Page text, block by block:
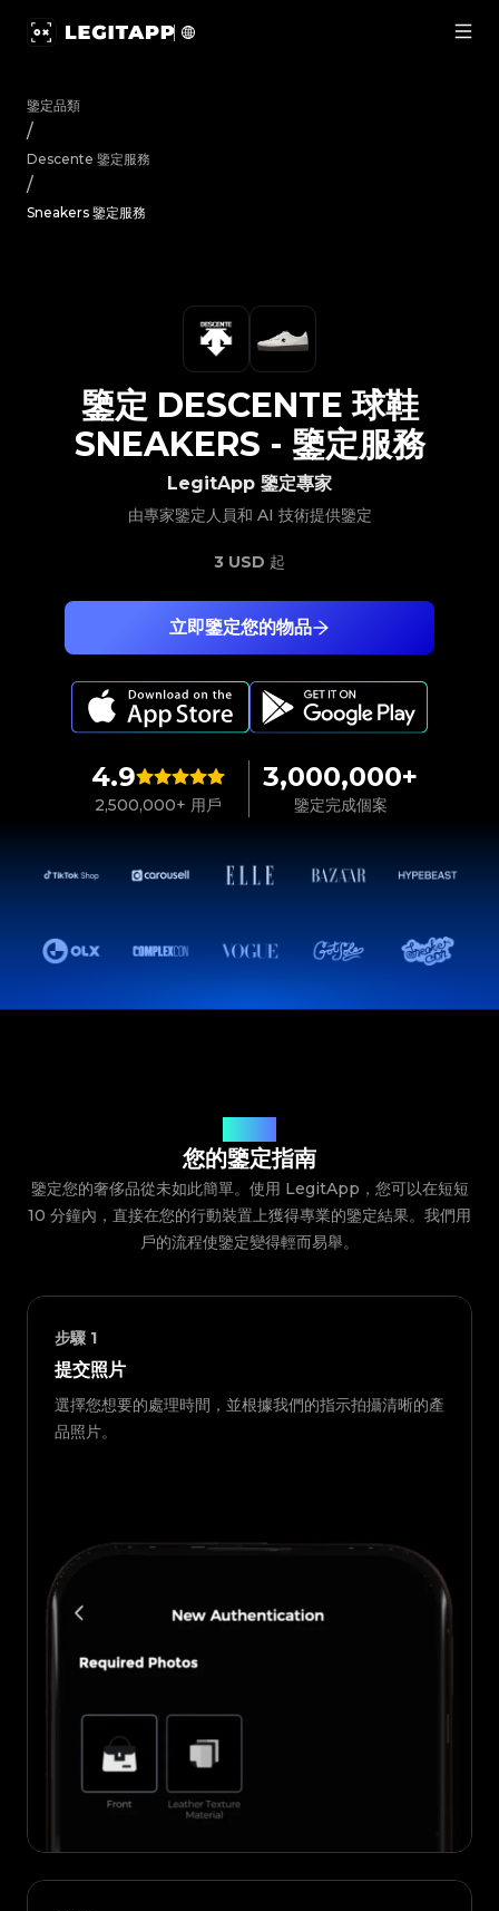
鑒定品類
/
Descente 鑒定服務
/
Sneakers 鑒定服務
4.9
2,500,000+ 用戶
3,000,000+
鑒定完成個案
立即鑒定您的物品
LegitApp 鑒定專家
由專家鑒定人員和 AI 技術提供鑒定
3 USD 起
鑒定 DESCENTE 球鞋
SNEAKERS - 鑒定服務
您的鑒定指南
鑒定您的奢侈品從未如此簡單。使用 LegitApp，您可以在短短
10 分鐘內，直接在您的行動裝置上獲得專業的鑒定結果。我們用
戶的流程使鑒定變得輕而易舉。
步驟 1
提交照片
選擇您想要的處理時間，並根據我們的指示拍攝清晰的產
品照片。